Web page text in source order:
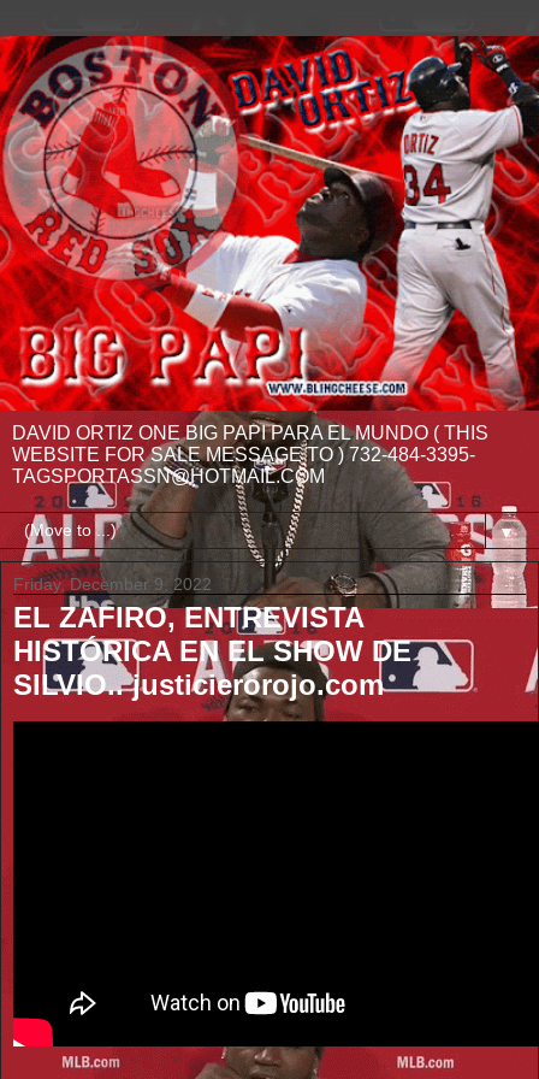
DAVID ORTIZ ONE BIG PAPI PARA EL MUNDO ( THIS
WEBSITE FOR SALE MESSAGE TO ) 732-484-3395-
TAGSPORTASSN@HOTMAIL.COM
▼
Friday, December 9, 2022
EL ZAFIRO, ENTREVISTA
HISTÓRICA EN EL SHOW DE
SILVIO.. justicierorojo.com